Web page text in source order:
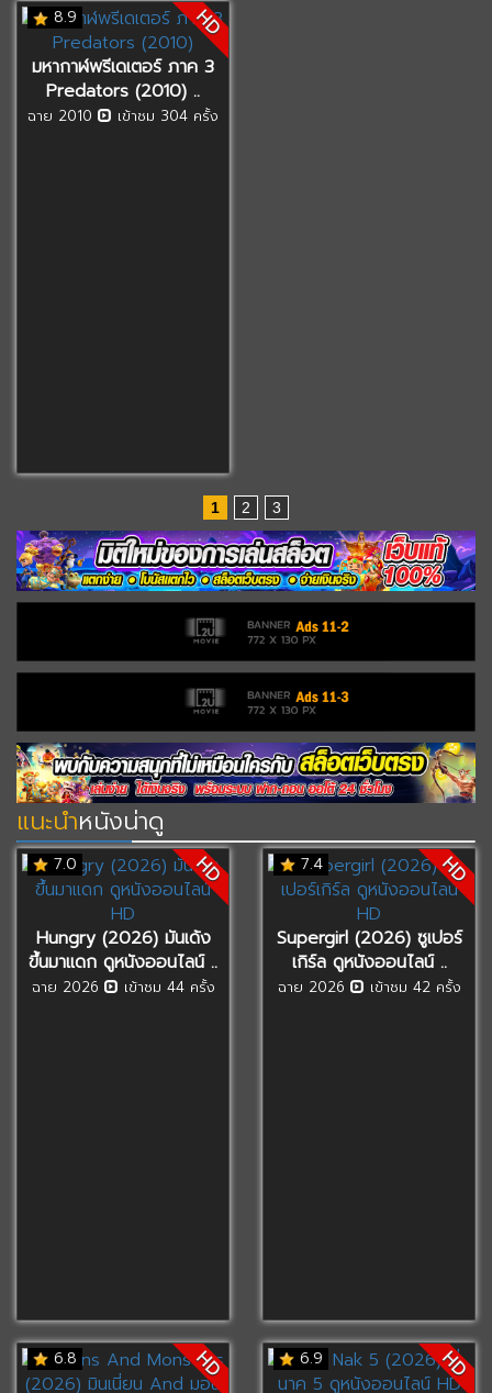
8.9 HD
มหากาฬพรีเดเตอร์ ภาค 3
Predators (2010) ..
ฉาย 2010 เข้าชม 304 ครั้ง
1 2 3
แนะนำหนังน่าดู
7.0 HD
Hungry (2026) มันเด้ง
ขึ้นมาแดก ดูหนังออนไลน์ ..
ฉาย 2026 เข้าชม 44 ครั้ง
7.4 HD
Supergirl (2026) ซูเปอร์
เกิร์ล ดูหนังออนไลน์ ..
ฉาย 2026 เข้าชม 42 ครั้ง
6.8 HD 6.9 HD